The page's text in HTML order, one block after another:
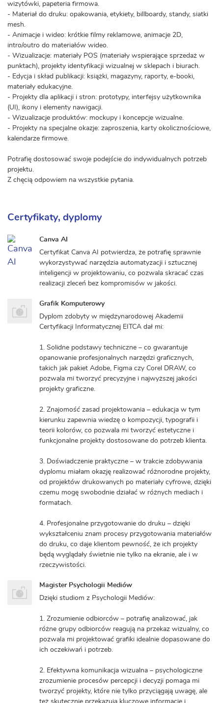
wizytówki, papeteria firmowa.
- Materiał do druku: opakowania, etykiety, billboardy, standy, siatki
mesh.
- Animacje i wideo: krótkie filmy reklamowe, animacje 2D,
intro/outro do materiałów wideo.
- Wizualizacje: materiały POS (materiały wspierające sprzedaż w
punktach), projekty identyfikacji wizualnej w sklepach i biurach.
- Edycja i skład publikacji: książki, magazyny, raporty, e-booki,
materiały edukacyjne.
- Projekty dla aplikacji i stron: prototypy, interfejsy użytkownika
(UI), ikony i elementy nawigacji.
- Wizualizacje produktów: mockupy i koncepcje wizualne.
- Projekty na specjalne okazje: zaproszenia, karty okolicznościowe,
kalendarze firmowe.
Potrafię dostosować swoje podejście do indywidualnych potrzeb
projektu.
Z chęcią odpowiem na wszystkie pytania.
Certyfikaty, dyplomy
Canva AI
Certyfikat Canva AI potwierdza, że potrafię sprawnie
wykorzystywać narzędzia automatyzacji i sztucznej
inteligencji w projektowaniu, co pozwala skracać czas
realizacji zleceń bez kompromisów w jakości.
Grafik Komputerowy
Dyplom zdobyty w międzynarodowej Akademii
Certyfikacji Informatycznej EITCA dał mi:
1. Solidne podstawy techniczne – co gwarantuje
opanowanie profesjonalnych narzędzi graficznych,
takich jak pakiet Adobe, Figma czy Corel DRAW, co
pozwala mi tworzyć precyzyjne i najwyższej jakości
projekty graficzne.
2. Znajomość zasad projektowania – edukacja w tym
kierunku zapewnia wiedzę o kompozycji, typografii i
teorii kolorów, co pozwala mi tworzyć estetyczne i
funkcjonalne projekty dostosowane do potrzeb klienta.
3. Doświadczenie praktyczne – w trakcie zdobywania
dyplomu miałam okazję realizować różnorodne projekty,
od projektów drukowanych po materiały cyfrowe, dzięki
czemu mogę swobodnie działać w różnych mediach i
formatach.
4. Profesjonalne przygotowanie do druku – dzięki
wykształceniu znam procesy przygotowania materiałów
do druku, co daje klientom pewność, że ich projekty
będą wyglądały świetnie nie tylko na ekranie, ale i w
rzeczywistości.
Magister Psychologii Mediów
Dzięki studiom z Psychologii Mediów:
1. Zrozumienie odbiorców – potrafię analizować, jak
różne grupy odbiorców reagują na przekaz wizualny, co
pozwala mi projektować grafiki idealnie dopasowane do
ich oczekiwań i potrzeb.
2. Efektywna komunikacja wizualna – psychologiczne
zrozumienie procesów percepcji i decyzji pomaga mi
tworzyć projekty, które nie tylko przyciągają uwagę, ale
też skutecznie przekazują kluczowe informacje i